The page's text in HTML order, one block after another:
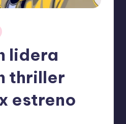
lidera
thriller
estreno